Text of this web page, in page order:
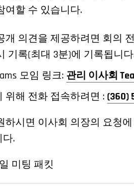
여할 수 있습니다.
개 의견을 제공하려면 회의
기록(최대 3분)에 기록됩니
모임 링크: 관리 이사회
위해 전화 접속하려면 : (360)
하시면 이사회 의장의 요청
다.
미팅 패킷